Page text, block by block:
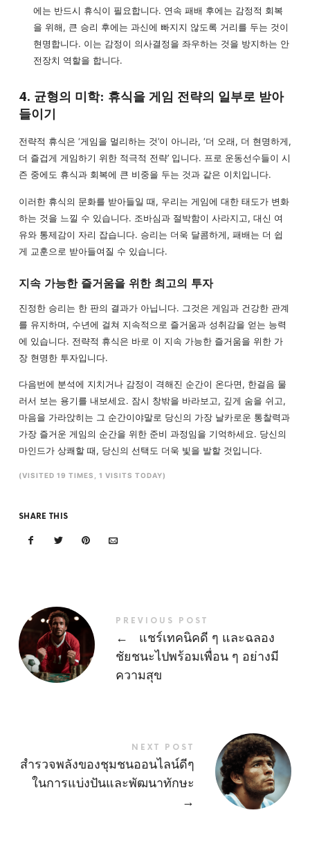
에는 반드시 휴식이 필요합니다. 연속 패배 후에는 감정적 회복
을 위해, 큰 승리 후에는 과신에 빠지지 않도록 거리를 두는 것이
현명합니다. 이는 감정이 의사결정을 좌우하는 것을 방지하는 안
전장치 역할을 합니다.
4. 균형의 미학: 휴식을 게임 전략의 일부로 받아
들이기
전략적 휴식은 ‘게임을 멀리하는 것’이 아니라, ‘더 오래, 더 현명하게,
더 즐겁게 게임하기 위한 적극적 전략’ 입니다. 프로 운동선수들이 시
즌 중에도 휴식과 회복에 큰 비중을 두는 것과 같은 이치입니다.
이러한 휴식의 문화를 받아들일 때, 우리는 게임에 대한 태도가 변화
하는 것을 느낄 수 있습니다. 조바심과 절박함이 사라지고, 대신 여
유와 통제감이 자리 잡습니다. 승리는 더욱 달콤하게, 패배는 더 쉽
게 교훈으로 받아들여질 수 있습니다.
지속 가능한 즐거움을 위한 최고의 투자
진정한 승리는 한 판의 결과가 아닙니다. 그것은 게임과 건강한 관계
를 유지하며, 수년에 걸쳐 지속적으로 즐거움과 성취감을 얻는 능력
에 있습니다. 전략적 휴식은 바로 이 지속 가능한 즐거움을 위한 가
장 현명한 투자입니다.
다음번에 분석에 지치거나 감정이 격해진 순간이 온다면, 한걸음 물
러서 보는 용기를 내보세요. 잠시 창밖을 바라보고, 깊게 숨을 쉬고,
마음을 가라앉히는 그 순간이야말로 당신의 가장 날카로운 통찰력과
가장 즐거운 게임의 순간을 위한 준비 과정임을 기억하세요. 당신의
마인드가 상쾌할 때, 당신의 선택도 더욱 빛을 발할 것입니다.
(VISITED 19 TIMES, 1 VISITS TODAY)
SHARE THIS
PREVIOUS POST
←
แชร์เทคนิคดี ๆ และฉลอง
ชัยชนะไปพร้อมเพื่อน ๆ อย่างมี
ความสุข
NEXT POST
สำรวจพลังของชุมชนออนไลน์ดีๆ
ในการแบ่งปันและพัฒนาทักษะ
→